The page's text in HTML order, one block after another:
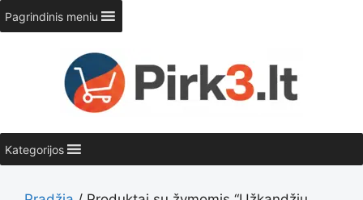
Pereiti
prie
turinio
Pagrindinis meniu
Kategorijos